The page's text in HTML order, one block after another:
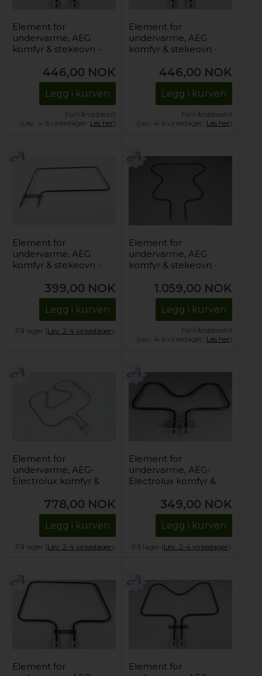
Element for
undervarme, AEG
komfyr & stekeovn -
446,00 NOK
Legg i kurven
Forhåndsbestill
(Lev. 4-6 virkedager. Les her)
Element for
undervarme, AEG
komfyr & stekeovn -
446,00 NOK
Legg i kurven
Forhåndsbestill
(Lev. 4-6 virkedager. Les her)
Element for
undervarme, AEG
komfyr & stekeovn -
399,00 NOK
Legg i kurven
På lager (Lev. 2-4 virkedager).
Element for
undervarme, AEG
komfyr & stekeovn -
1.059,00 NOK
Legg i kurven
Forhåndsbestill
(Lev. 4-6 virkedager. Les her)
Element for
undervarme, AEG-
Electrolux komfyr &
778,00 NOK
Legg i kurven
På lager (Lev. 2-4 virkedager).
Element for
undervarme, AEG-
Electrolux komfyr &
349,00 NOK
Legg i kurven
På lager (Lev. 2-4 virkedager).
Element for
Element for